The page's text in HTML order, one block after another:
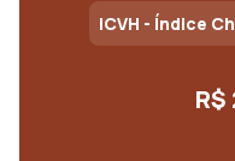
ICVH - Índice
R$